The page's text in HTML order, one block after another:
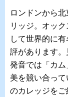
ロンドンから
リッジ。オッ
して世界的に
評があります
発音では「カ
美を競い合っ
のカレッジをご